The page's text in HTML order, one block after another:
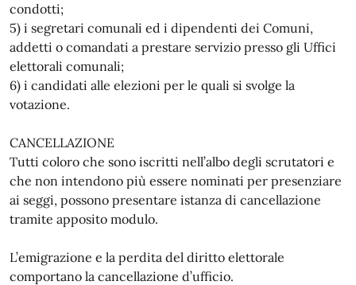
condotti;
5) i segretari comunali ed i dipendenti dei Comuni,
addetti o comandati a prestare servizio presso gli Uffici
elettorali comunali;
6) i candidati alle elezioni per le quali si svolge la
votazione.
CANCELLAZIONE
Tutti coloro che sono iscritti nell’albo degli scrutatori e
che non intendono più essere nominati per presenziare
ai seggi, possono presentare istanza di cancellazione
tramite apposito modulo.
L’emigrazione e la perdita del diritto elettorale
comportano la cancellazione d’ufficio.